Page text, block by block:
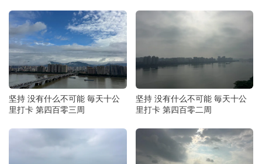
坚持 没有什么不可能 毎天十公
里打卡 第四百零三周
坚持 没有什么不可能 毎天十公
里打卡 第四百零二周